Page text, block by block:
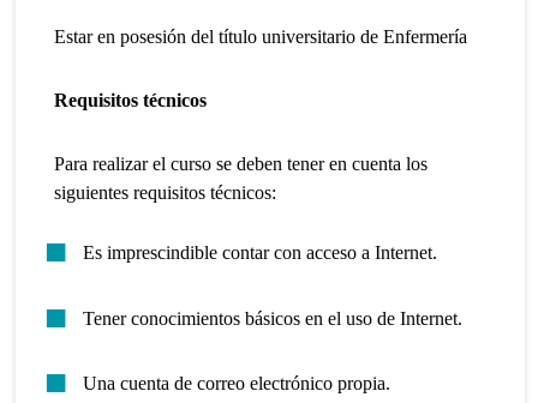
Estar en posesión del título universitario de Enfermería
Requisitos técnicos
Para realizar el curso se deben tener en cuenta los
siguientes requisitos técnicos:
Es imprescindible contar con acceso a Internet.
Tener conocimientos básicos en el uso de Internet.
Una cuenta de correo electrónico propia.